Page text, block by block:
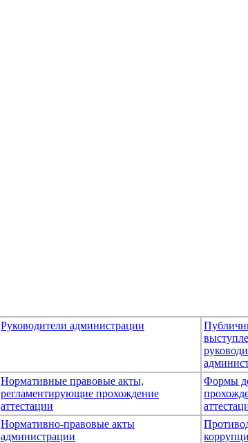
Руководители администрации
Нормативные правовые акты,
регламентирующие прохождение
аттестации
Формы
Нормативно-правовые акты
администрации